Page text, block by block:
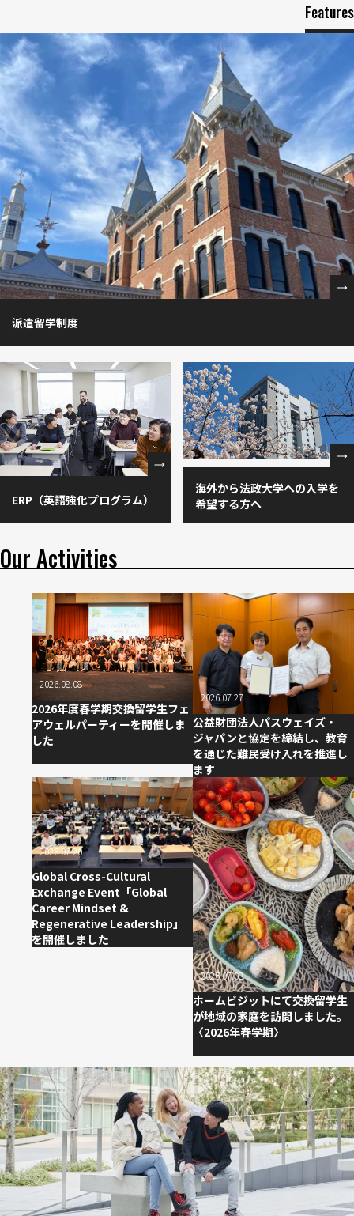
Features
派遣留学制度
ERP（英語強化プログラム）
海外から法政大学への入学を
希望する方へ
Our Activities
2026.08.08
2026年度春学期交換留学生フェ
アウェルパーティーを開催しま
した
2026.07.27
公益財団法人パスウェイズ・
ジャパンと協定を締結し、教育
を通じた難民受け入れを推進し
ます
2026.07.20
Global Cross-Cultural
Exchange Event「Global
Career Mindset &
Regenerative Leadership」
を開催しました
2026.07.08
ホームビジットにて交換留学生
が地域の家庭を訪問しました。
〈2026年春学期〉